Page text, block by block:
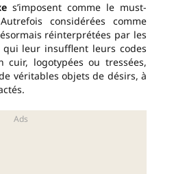
s’imposent comme le must-
considérées comme
réinterprétées par les
leur insufflent leurs codes
cuir, logotypées ou tressées,
véritables objets de désirs, à